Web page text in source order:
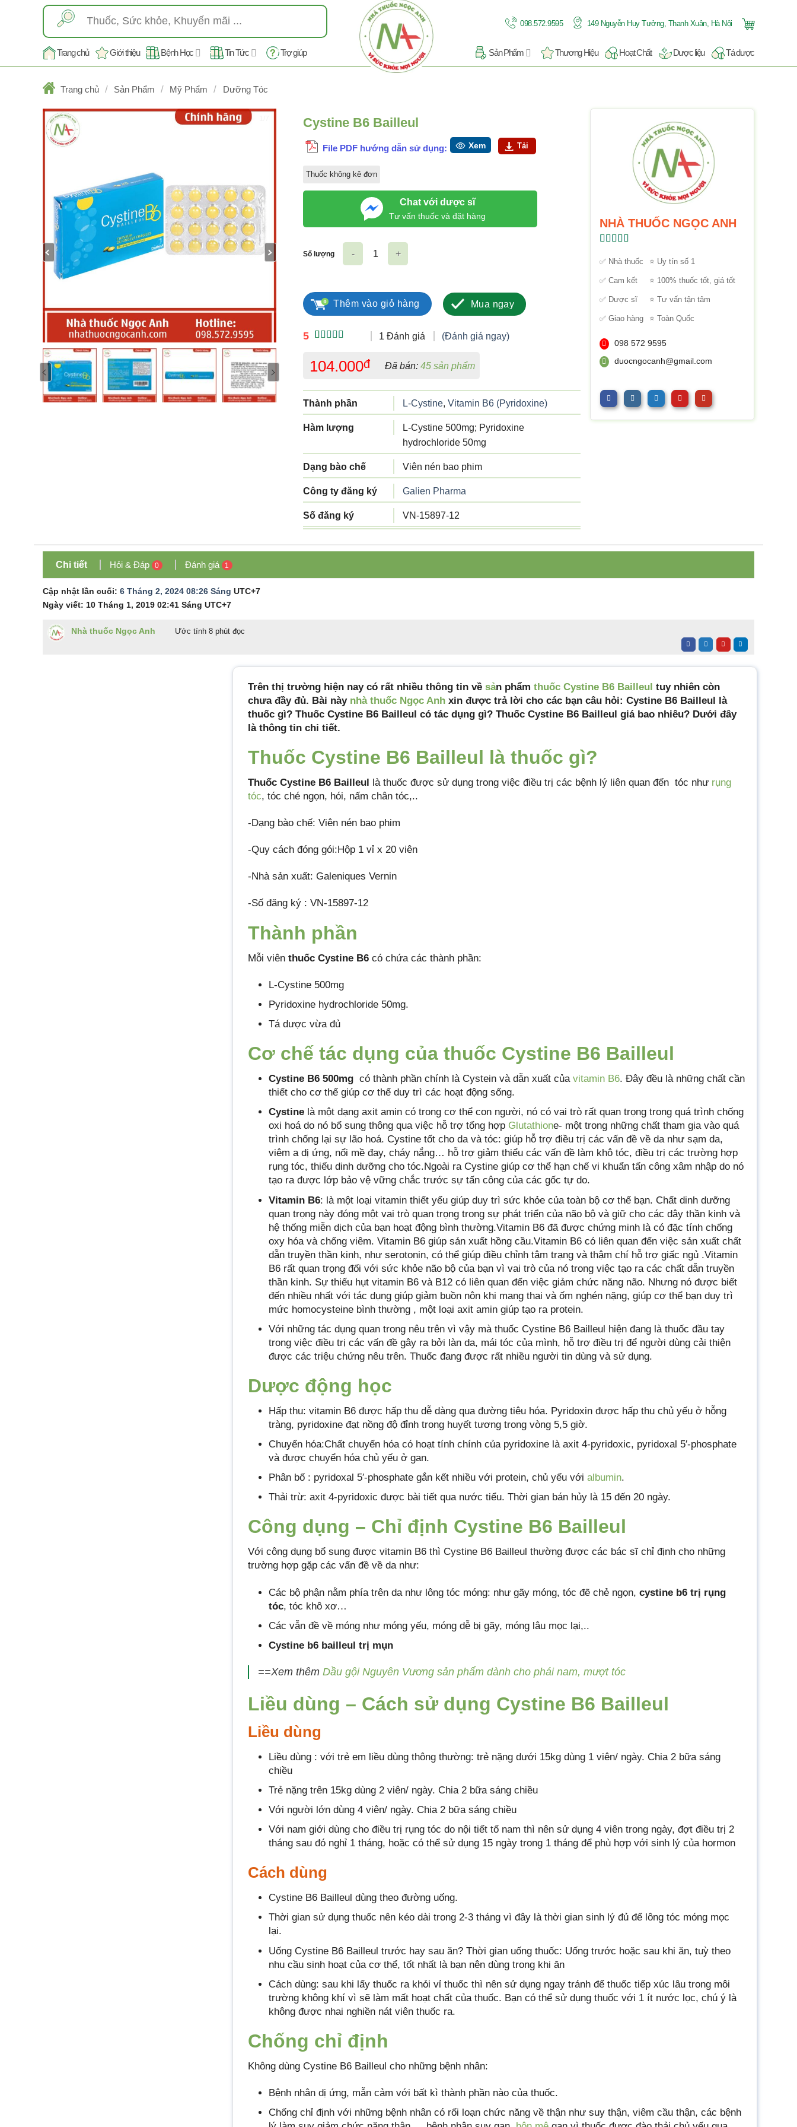
kiếm:
098.572.9595 149 Nguyễn Huy Tưởng, Thanh Xuân, Hà Nội
Trang chủ Giới thiệu Bệnh Học Tin Tức Trợ giúp Sản Phẩm Thương Hiệu Hoạt Chất Dược liệu Tá dược
Trang chủ / Sản Phẩm / Mỹ Phẩm / Dưỡng Tóc
Cystine B6 Bailleul
File PDF hướng dẫn sử dụng: Xem Tải
Thuốc không kê đơn
Chat với dược sĩ
Tư vấn thuốc và đặt hàng
5
đánh giá
1 Đánh giá (Đánh giá ngay)
104.000đ Đã bán:45 sản phẩm
Thành phần L-Cystine,Vitamin B6 (Pyridoxine)
Hàm lượng
L-Cystine 500mg; Pyridoxine
hydrochloride 50mg
Dạng bào chế Viên nén bao phim
Công ty đăng ký Galien Pharma
Số đăng ký VN-15897-12
xuất
Số lượng
Thêm vào giỏ hàng Mua ngay
NHÀ THUỐC NGỌC ANH
hạng5.005
✅ Nhà thuốc ⭐ Uy tín số 1
✅ Cam kết ⭐ 100% thuốc tốt, giá tốt
✅ Dược sĩ ⭐ Tư vấn tận tâm
✅ Giao hàng ⭐ Toàn Quốc
098 572 9595
duocngocanh@gmail.com
Chi tiết Hỏi & Đáp 0 Đánh giá 1
Cập nhật lần cuối: 6 Tháng 2, 2024 08:26 Sáng UTC+7
Ngày viết: 10 Tháng 1, 2019 02:41 Sáng UTC+7
Nhà thuốc Ngọc Anh Ước tính 8 phút đọc
Trên thị trường hiện nay có rất nhiều thông tin về sản phẩm thuốc Cystine B6 Bailleul tuy nhiên còn
chưa đầy đủ. Bài này nhà thuốc Ngọc Anh xin được trả lời cho các bạn câu hỏi: Cystine B6 Bailleul là
thuốc gì? Thuốc Cystine B6 Bailleul có tác dụng gì? Thuốc Cystine B6 Bailleul giá bao nhiêu? Dưới đây
là thông tin chi tiết.
Thuốc Cystine B6 Bailleul là thuốc gì?
Thuốc Cystine B6 Bailleul là thuốc được sử dụng trong việc điều trị các bệnh lý liên quan đến tóc như rụng
tóc, tóc ché ngọn, hói, nấm chân tóc,..
-Dạng bào chế: Viên nén bao phim
-Quy cách đóng gói:Hộp 1 vỉ x 20 viên
-Nhà sản xuất: Galeniques Vernin
-Số đăng ký : VN-15897-12
Thành phần
Mỗi viên thuốc Cystine B6 có chứa các thành phần:
L-Cystine 500mg
Pyridoxine hydrochloride 50mg.
Tá dược vừa đủ
Cơ chế tác dụng của thuốc Cystine B6 Bailleul
Cystine B6 500mg có thành phần chính là Cystein và dẫn xuất của vitamin B6. Đây đều là những chất cần
thiết cho cơ thể giúp cơ thể duy trì các hoạt động sống.
Cystine là một dạng axit amin có trong cơ thể con người, nó có vai trò rất quan trọng trong quá trình chống
oxi hoá do nó bổ sung thông qua việc hỗ trợ tổng hợp Glutathione- một trong những chất tham gia vào quá
trình chống lại sự lão hoá. Cystine tốt cho da và tóc: giúp hỗ trợ điều trị các vấn đề về da như sạm da,
viêm a dị ứng, nổi mề đay, cháy nắng… hỗ trợ giảm thiểu các vấn đề làm khô tóc, điều trị các trường hợp
rụng tóc, thiếu dinh dưỡng cho tóc.Ngoài ra Cystine giúp cơ thể hạn chế vi khuẩn tấn công xâm nhập do nó
tạo ra được lớp bảo vệ vững chắc trước sự tấn công của các gốc tự do.
Vitamin B6: là một loại vitamin thiết yếu giúp duy trì sức khỏe của toàn bộ cơ thể bạn. Chất dinh dưỡng
quan trọng này đóng một vai trò quan trọng trong sự phát triển của não bộ và giữ cho các dây thần kinh và
hệ thống miễn dịch của bạn hoạt động bình thường.Vitamin B6 đã được chứng minh là có đặc tính chống
oxy hóa và chống viêm. Vitamin B6 giúp sản xuất hồng cầu.Vitamin B6 có liên quan đến việc sản xuất chất
dẫn truyền thần kinh, như serotonin, có thể giúp điều chỉnh tâm trạng và thậm chí hỗ trợ giấc ngủ .Vitamin
B6 rất quan trọng đối với sức khỏe não bộ của bạn vì vai trò của nó trong việc tạo ra các chất dẫn truyền
thần kinh. Sự thiếu hụt vitamin B6 và B12 có liên quan đến việc giảm chức năng não. Nhưng nó được biết
đến nhiều nhất với tác dụng giúp giảm buồn nôn khi mang thai và ốm nghén nặng, giúp cơ thể bạn duy trì
mức homocysteine bình thường , một loại axit amin giúp tạo ra protein.
Với những tác dụng quan trong nêu trên vì vậy mà thuốc Cystine B6 Bailleul hiện đang là thuốc đầu tay
trong việc điều trị các vấn đề gây ra bởi làn da, mái tóc của mình, hỗ trợ điều trị để người dùng cải thiện
được các triệu chứng nêu trên. Thuốc đang được rất nhiều người tin dùng và sử dụng.
Dược động học
Hấp thu: vitamin B6 được hấp thu dễ dàng qua đường tiêu hóa. Pyridoxin được hấp thu chủ yếu ở hỗng
tràng, pyridoxine đạt nồng độ đỉnh trong huyết tương trong vòng 5,5 giờ.
Chuyển hóa:Chất chuyển hóa có hoạt tính chính của pyridoxine là axit 4-pyridoxic, pyridoxal 5′-phosphate
và được chuyển hóa chủ yếu ở gan.
Phân bố : pyridoxal 5′-phosphate gắn kết nhiều với protein, chủ yếu với albumin.
Thải trừ: axit 4-pyridoxic được bài tiết qua nước tiểu. Thời gian bán hủy là 15 đến 20 ngày.
Công dụng – Chỉ định Cystine B6 Bailleul
Với công dụng bổ sung được vitamin B6 thì Cystine B6 Bailleul thường được các bác sĩ chỉ định cho những
trường hợp gặp các vấn đề về da như:
Các bộ phận nằm phía trên da như lông tóc móng: như gãy móng, tóc đẽ chẻ ngọn, cystine b6 trị rụng
tóc, tóc khô xơ…
Các vẫn đề về móng như móng yếu, móng dễ bị gãy, móng lâu mọc lại,..
Cystine b6 bailleul trị mụn
==Xem thêm Dầu gội Nguyên Vương sản phẩm dành cho phái nam, mượt tóc
Liều dùng – Cách sử dụng Cystine B6 Bailleul
Liều dùng
Liều dùng : với trẻ em liều dùng thông thường: trẻ nặng dưới 15kg dùng 1 viên/ ngày. Chia 2 bữa sáng
chiều
Trẻ nặng trên 15kg dùng 2 viên/ ngày. Chia 2 bữa sáng chiều
Với người lớn dùng 4 viên/ ngày. Chia 2 bữa sáng chiều
Với nam giới dùng cho điều trị rụng tóc do nội tiết tố nam thì nên sử dụng 4 viên trong ngày, đợt điều trị 2
tháng sau đó nghỉ 1 tháng, hoặc có thể sử dụng 15 ngày trong 1 tháng để phù hợp với sinh lý của hormon
Cách dùng
Cystine B6 Bailleul dùng theo đường uống.
Thời gian sử dụng thuốc nên kéo dài trong 2-3 tháng vì đây là thời gian sinh lý đủ để lông tóc móng mọc
lại.
Uống Cystine B6 Bailleul trước hay sau ăn? Thời gian uống thuốc: Uống trước hoặc sau khi ăn, tuỳ theo
nhu cầu sinh hoạt của cơ thể, tốt nhất là bạn nên dùng trong khi ăn
Cách dùng: sau khi lấy thuốc ra khỏi vỉ thuốc thì nên sử dụng ngay tránh để thuốc tiếp xúc lâu trong môi
trường không khí vì sẽ làm mất hoạt chất của thuốc. Bạn có thể sử dụng thuốc với 1 ít nước lọc, chú ý là
không được nhai nghiền nát viên thuốc ra.
Chống chỉ định
Không dùng Cystine B6 Bailleul cho những bệnh nhân:
Bệnh nhân dị ứng, mẫn cảm với bất kì thành phần nào của thuốc.
Chống chỉ định với những bệnh nhân có rối loạn chức năng về thận như suy thận, viêm cầu thận, các bệnh